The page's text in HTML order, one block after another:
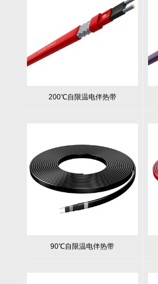
200℃自限温电伴热带
90℃自限温电伴热带